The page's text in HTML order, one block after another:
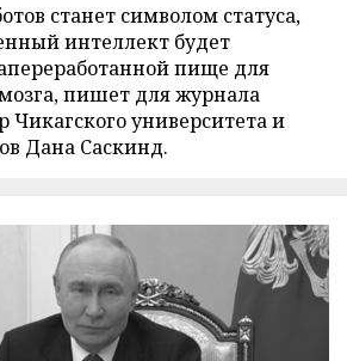
станет символом статуса,
интеллект будет
пище для
пишет для журнала
Чикагского университета и
Дана Саскинд.